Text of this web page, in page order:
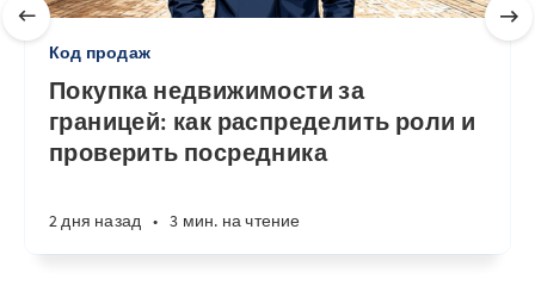
Код продаж
Покупка недвижимости за
границей: как распределить роли и
проверить посредника
2 дня назад • 3 мин. на чтение